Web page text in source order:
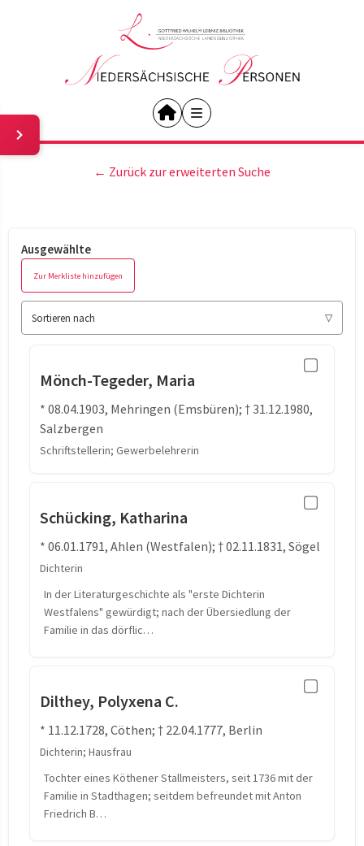
← Zurück zur erweiterten Suche
Ausgewählte
Zur Merkliste hinzufügen
Sortieren nach
Mönch-Tegeder, Maria
* 08.04.1903, Mehringen (Emsbüren); † 31.12.1980,
Salzbergen
Schriftstellerin; Gewerbelehrerin
Schücking, Katharina
* 06.01.1791, Ahlen (Westfalen); † 02.11.1831, Sögel
Dichterin
In der Literaturgeschichte als "erste Dichterin
Westfalens" gewürdigt; nach der Übersiedlung der
Familie in das dörflic…
Dilthey, Polyxena C.
* 11.12.1728, Cöthen; † 22.04.1777, Berlin
Dichterin; Hausfrau
Tochter eines Köthener Stallmeisters, seit 1736 mit der
Familie in Stadthagen; seitdem befreundet mit Anton
Friedrich B…